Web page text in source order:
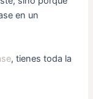
en un
, tienes toda la